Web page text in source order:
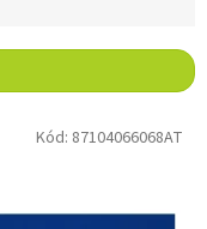
Kód: 87104066068AT